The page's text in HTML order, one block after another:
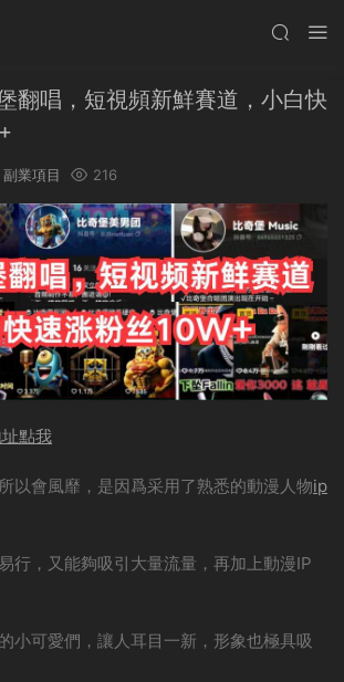
翻唱，短視頻新鮮賽道，小白快
副業項目 216
點我
以會風靡，是因爲采用了熟悉的動漫人物ip
行，又能夠吸引大量流量，再加上動漫IP
小可愛們，讓人耳目一新，形象也極具吸